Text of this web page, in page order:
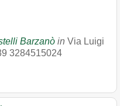
Barzanò in Via Luigi
3284515024